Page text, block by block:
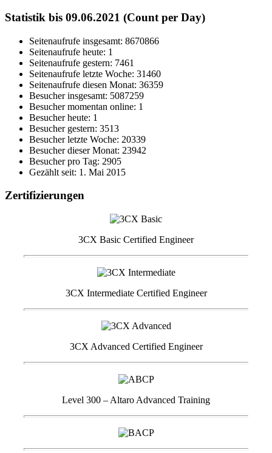
Statistik bis 09.06.2021 (Count per Day)
Seitenaufrufe insgesamt: 8670866
Seitenaufrufe heute: 1
Seitenaufrufe gestern: 7461
Seitenaufrufe letzte Woche: 31460
Seitenaufrufe diesen Monat: 36359
Besucher insgesamt: 5087259
Besucher momentan online: 1
Besucher heute: 1
Besucher gestern: 3513
Besucher letzte Woche: 20339
Besucher dieser Monat: 23942
Besucher pro Tag: 2905
Gezählt seit: 1. Mai 2015
Zertifizierungen
3CX Basic Certified Engineer
3CX Intermediate Certified Engineer
3CX Advanced Certified Engineer
Level 300 – Altaro Advanced Training